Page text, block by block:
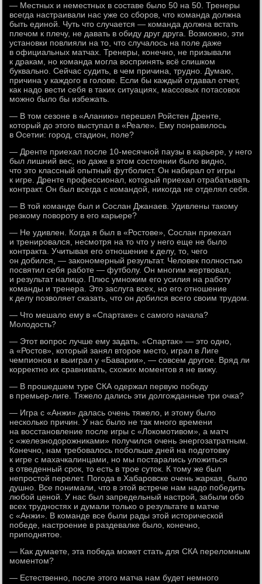
— Местных и неместных в составе было 50 на 50. Тренеры
всегда настраивали нас уже со сборов, что команда должна
быть единой. Чуть что случается — команда должна встать
плечом к плечу, не давать в обиду друг друга. Возможно, эти
установки повлияли на то, что случалось на поле даже
в официальных матчах. Тренеры, конечно, не призывали
к дракам, но команда могла воспринять всё слишком
буквально. Сейчас судить, в чем причина, трудно. Думаю,
причина у каждого в голове. Если бы каждый отдавал отчет,
как надо вести себя в таких ситуациях, массовых потасовок
можно было бы избежать.
— В том сезоне в «Аланию» перешел Ройстен Дренте,
который до этого выступал в «Реале». Ему понравилось
в Осетии: город, стадион, поле?
— Дренте приехал после 10-месячной паузы в карьере, у него
был лишний вес, но даже в этом состоянии было видно,
что это классный опытный футболист. Он набирал от игры
к игре. Дренте профессионал, который приехал отрабатывать
контракт. Он был всегда с командой, никогда не отделял себя.
— В той команде был и Сослан Джанаев. Удивлены такому
резкому повороту в его карьере?
— Не удивлен. Когда я был в «Ростове», Сослан приехал
и тренировался, несмотря на то что у него еще не было
контракта. Учитывая его отношение к делу, то, чего
он добился, — закономерный результат. Человек полностью
посвятил себя работе — футболу. Он многим жертвовал,
и результат налицо. Плюс умножим его усилия на работу
команды и тренера. Это заслуга всех, но его отношение
к делу позволяет сказать, что он добился всего своим трудом.
— Что мешало ему в «Спартаке» с самого начала?
Молодость?
— Этот вопрос лучше ему задать. «Спартак» — это одно,
а «Ростов», который занял второе место, играл в Лиге
чемпионов и выиграл у «Баварии», — совсем другое. Вряд ли
корректно их сравнивать, схожих моментов я не вижу.
— В прошедшем туре СКА одержал первую победу
в премьер-лиге. Тяжело дались эти долгожданные три очка?
— Игра с «Анжи» далась очень тяжело, и этому было
несколько причин. У нас было не так много времени
на восстановление после игры с «Локомотивом», а матч
с «железнодорожниками» получился очень энергозатратным.
Конечно, нам требовалось побольше дней на подготовку
к игре с махачкалинцами, но мы постарались уложиться
в отведенный срок, то есть в трое суток. К тому же был
непростой перелет. Погода в Хабаровске очень жаркая, было
душно. Все понимали, что в этой встрече нам надо победить
любой ценой. У нас был запредельный настрой, забыли обо
всех трудностях и думали только о результате в матче
с «Анжи». В команде все были рады этой исторической
победе, настроение в раздевалке было, конечно,
приподнятое.
— Как думаете, эта победа может стать для СКА переломным
моментом?
— Естественно, после этого матча нам будет немного